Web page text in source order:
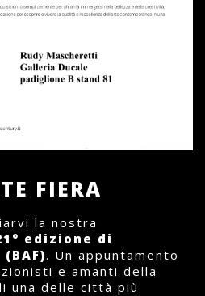
FIERA
la nostra
edizione di
. Un appuntamento
e amanti della
una delle città più